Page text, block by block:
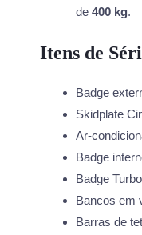
de 400 kg.
Itens de
Badge
Skidplate
Ar-
Badge
Badge Turbo
Bancos em
Barras de